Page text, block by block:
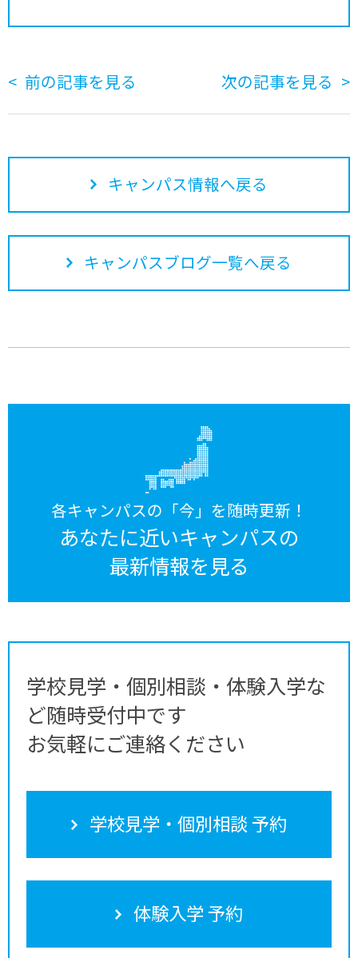
前の記事を見る 次の記事を見る
キャンパス情報へ戻る
キャンパスブログ一覧へ戻る
各キャンパスの「今」を随時更新！
あなたに近いキャンパスの
最新情報を見る
学校見学・個別相談・体験入学な
ど随時受付中です
お気軽にご連絡ください
学校見学・個別相談 予約
体験入学 予約